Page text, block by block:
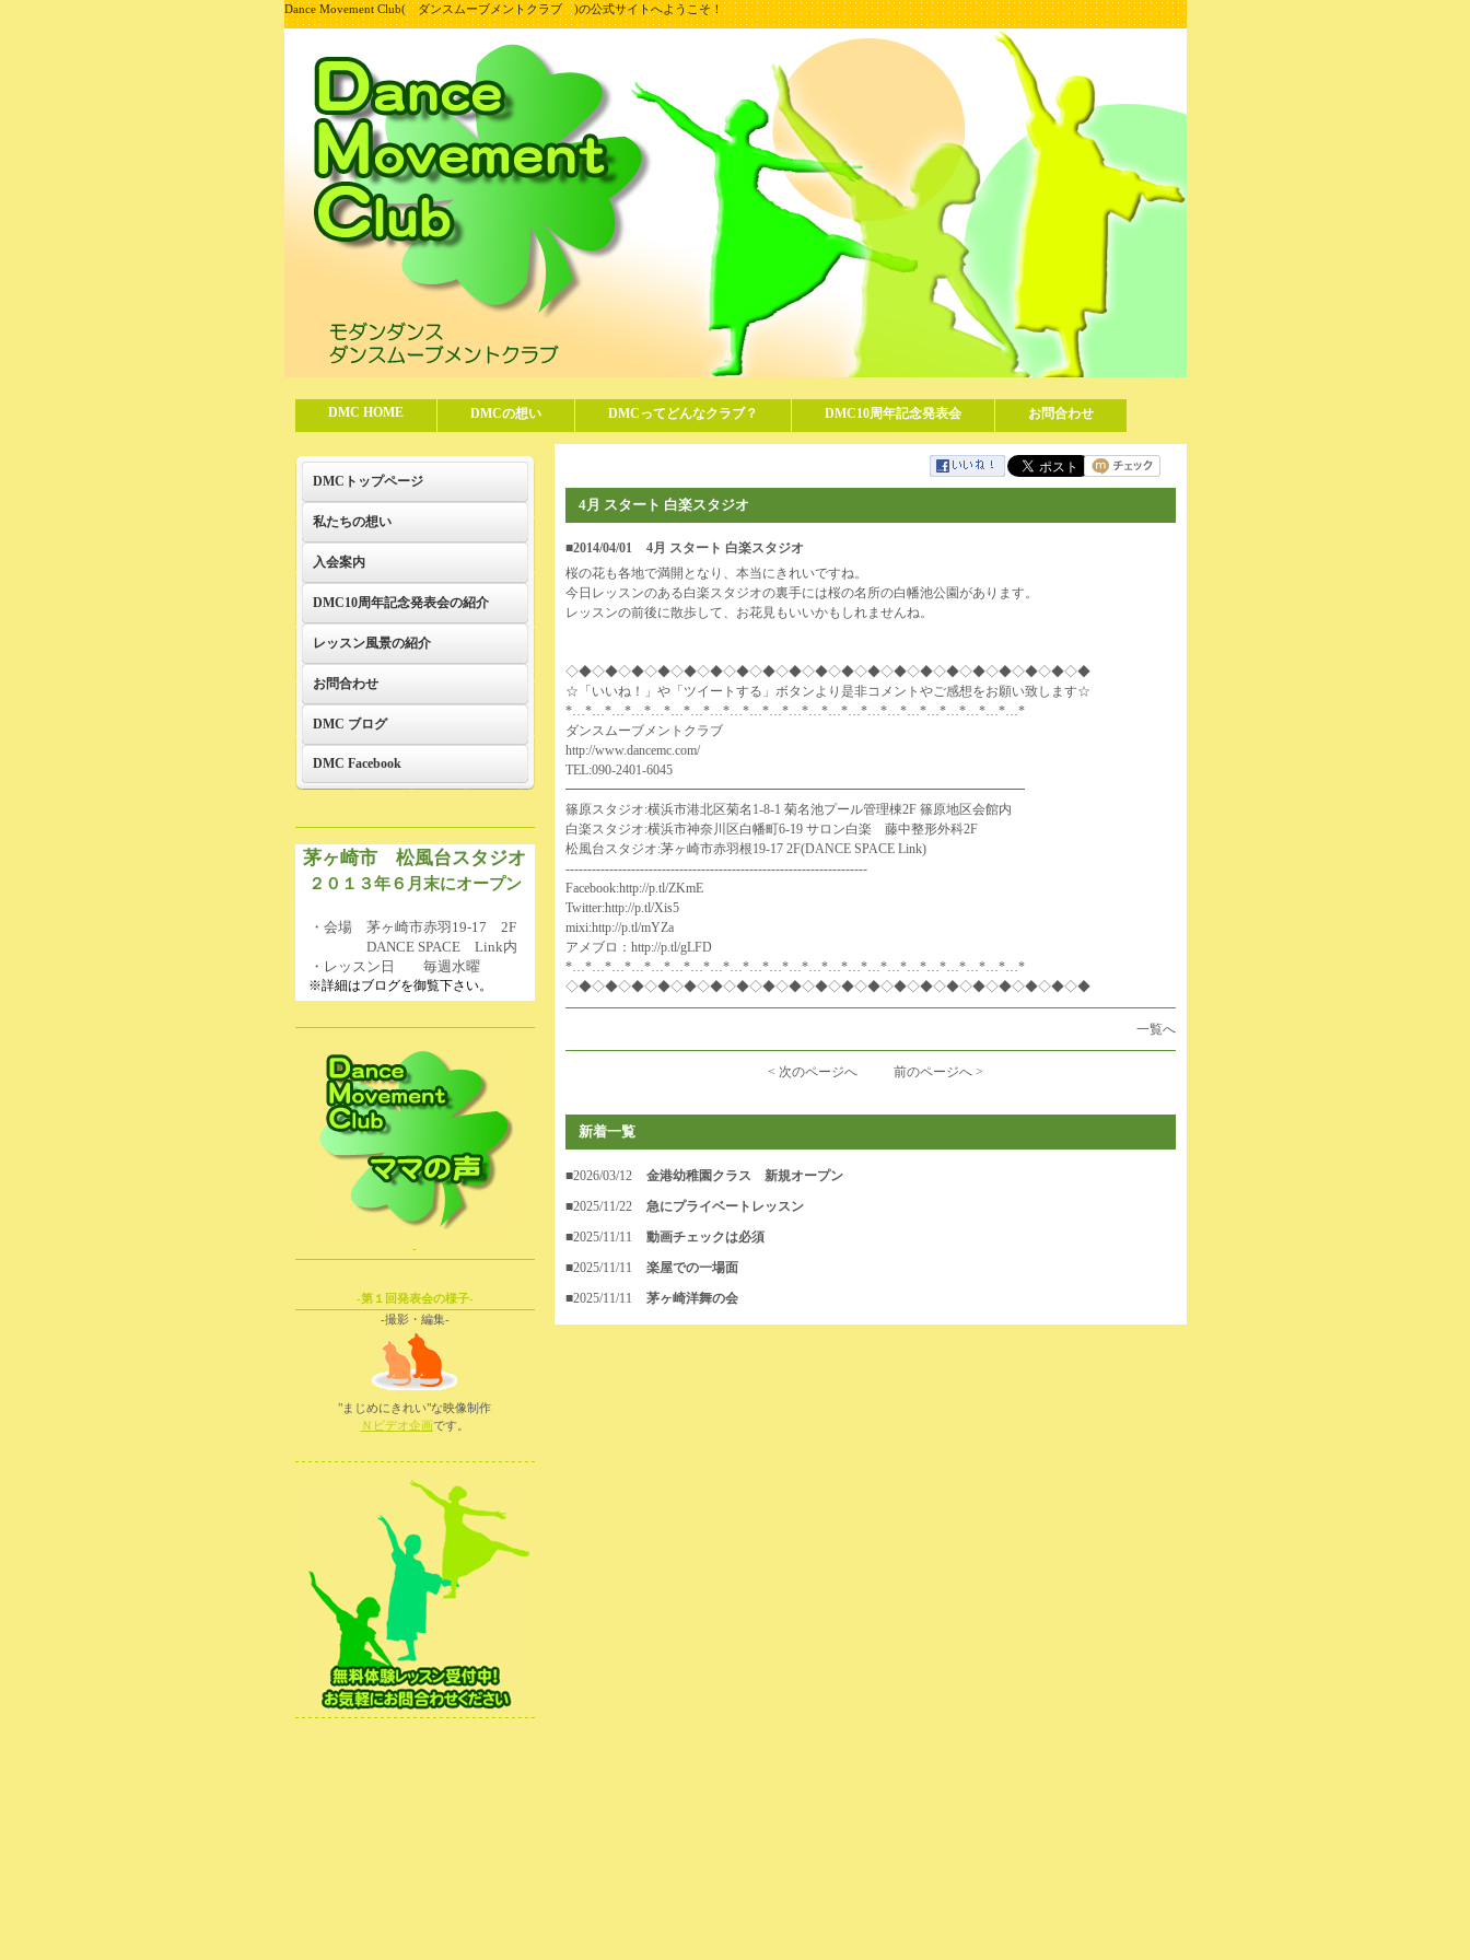
Dance Movement Club( ダンスムーブメントクラブ )の公式サイトへようこそ！
DMC HOME DMCの想い DMCってどんなクラブ？ DMC10周年記念発表会 お問合わせ
4月 スタート 白楽スタジオ
■2014/04/01
4月 スタート 白楽スタジオ
桜の花も各地で満開となり、本当にきれいですね。
今日レッスンのある白楽スタジオの裏手には桜の名所の白幡池公園があります。
レッスンの前後に散歩して、お花見もいいかもしれませんね。
◇◆◇◆◇◆◇◆◇◆◇◆◇◆◇◆◇◆◇◆◇◆◇◆◇◆◇◆◇◆◇◆◇◆◇◆◇◆◇◆
☆「いいね！」や「ツイートする」ボタンより是非コメントやご感想をお願い致します☆
*…*…*…*…*…*…*…*…*…*…*…*…*…*…*…*…*…*…*…*…*…*…*…*
ダンスムーブメントクラブ
http://www.dancemc.com/
TEL:090-2401-6045
━━━━━━━━━━━━━━━━━━━━━━━━━━━━━━━━━━━
篠原スタジオ:横浜市港北区菊名1-8-1 菊名池プール管理棟2F 篠原地区会館内
白楽スタジオ:横浜市神奈川区白幡町6-19 サロン白楽 藤中整形外科2F
松風台スタジオ:茅ヶ崎市赤羽根19-17 2F(DANCE SPACE Link)
---------------------------------------------------------------------
Facebook:http://p.tl/ZKmE
Twitter:http://p.tl/Xis5
mixi:http://p.tl/mYZa
アメブロ： http://p.tl/gLFD
*…*…*…*…*…*…*…*…*…*…*…*…*…*…*…*…*…*…*…*…*…*…*…*
◇◆◇◆◇◆◇◆◇◆◇◆◇◆◇◆◇◆◇◆◇◆◇◆◇◆◇◆◇◆◇◆◇◆◇◆◇◆◇◆
一覧へ
< 次のページへ 前のページへ >
新着一覧
■2026/03/12
金港幼稚園クラス 新規オープン
■2025/11/22
急にプライベートレッスン
■2025/11/11
動画チェックは必須
■2025/11/11
楽屋での一場面
■2025/11/11
茅ヶ崎洋舞の会
DMCトップページ
私たちの想い
入会案内
DMC10周年記念発表会の紹介
レッスン風景の紹介
お問合わせ
DMC ブログ
DMC Facebook
茅ヶ崎市 松風台スタジオ
２０１３年６月末にオープン
・会場 茅ヶ崎市赤羽19-17 2F
DANCE SPACE Link内
・レッスン日 毎週水曜
※詳細はブログを御覧下さい。
-
-第１回発表会の様子-
-撮影・編集-
"まじめにきれい"な映像制作
Ｎビデオ企画です。